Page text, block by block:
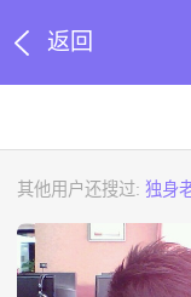
返回
其他用户还搜过:独身